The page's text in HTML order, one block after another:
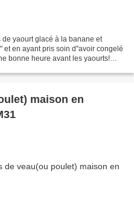
yaourt glacé à la banane et
et en ayant pris soin d''avoir congelé
bonne heure avant les yaourts!
maison en